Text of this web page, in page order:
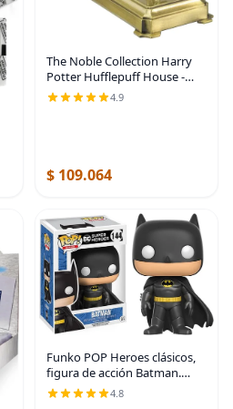
The Noble Collection Harry
Potter Hufflepuff House -
Soporte para varita
4.9
$ 109.064
Funko POP Heroes clásicos,
figura de acción Batman.
Multicolor 4.8